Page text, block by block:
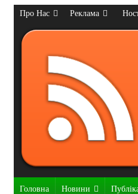
Про Нас Реклама
Головна Новини